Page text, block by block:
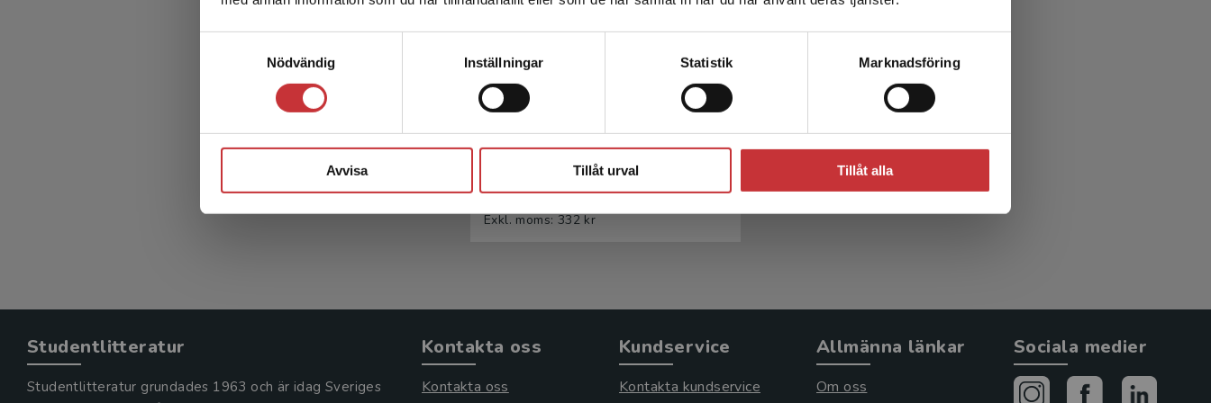
Nödvändig
Inställningar Statistik Marknadsföring
Avvisa Tillåt urval Tillåt alla
Motiverande samtal med
Ortiz, L - Ödman Fäldt, K
Exkl. moms: 332 kr
Studentlitteratur
Studentlitteratur grundades 1963 och är idag Sveriges
Kontakta oss
Kontakta oss
Kundservice
Kontakta kundservice
Allmänna länkar
Om oss
Sociala medier